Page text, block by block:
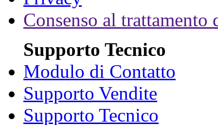
Consenso al trattamento
Supporto Tecnico
Modulo di Contatto
Supporto Vendite
Supporto Tecnico